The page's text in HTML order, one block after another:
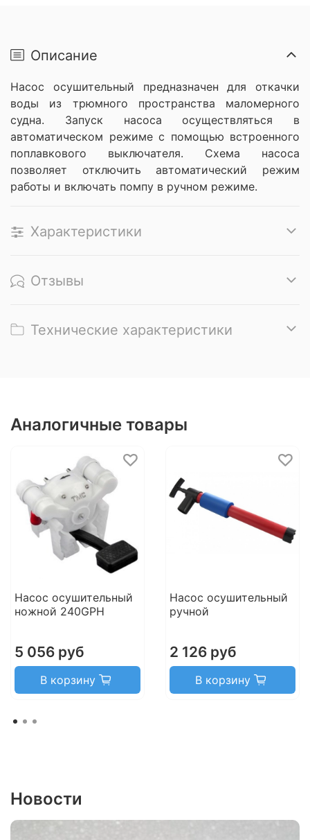
Описание
Насос осушительный предназначен для откачки
воды из трюмного пространства маломерного
судна. Запуск насоса осуществляться в
автоматическом режиме с помощью встроенного
поплавкового выключателя. Схема насоса
позволяет отключить автоматический режим
работы и включать помпу в ручном режиме.
Характеристики
Отзывы
Технические характеристики
Аналогичные товары
Насос осушительный
ножной 240GPH
5 056 руб
В корзину
Насос осушительный
ручной
2 126 руб
В корзину
Новости